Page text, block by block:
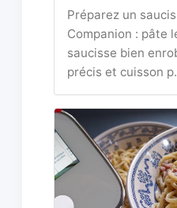
Préparez un
Companion : pâte
saucisse bien
précis et cuisson